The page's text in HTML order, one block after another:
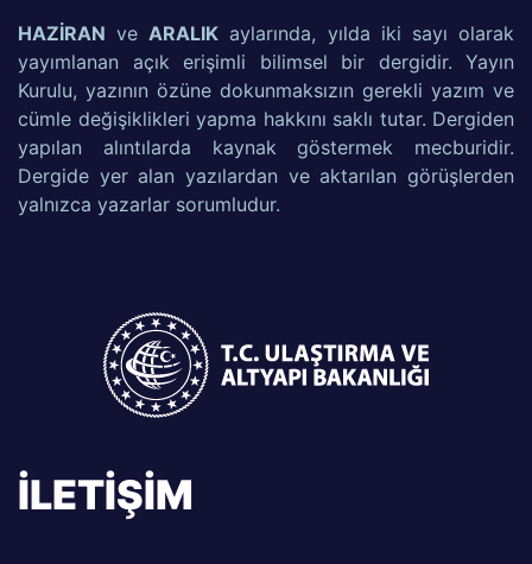
HAZİRAN veARALIK aylarında, yılda iki sayı olarak
yayımlanan açık erişimli bilimsel bir dergidir. Yayın
Kurulu, yazının özüne dokunmaksızın gerekli yazım ve
cümle değişiklikleri yapma hakkını saklı tutar. Dergiden
yapılan alıntılarda kaynak göstermek mecburidir.
Dergide yer alan yazılardan ve aktarılan görüşlerden
yalnızca yazarlar sorumludur.
İLETİŞİM